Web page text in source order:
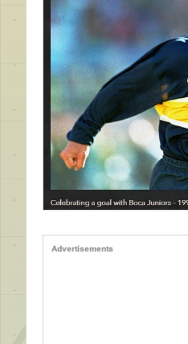
Advertisements